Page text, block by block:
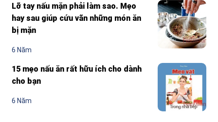
Lỡ tay nấu mặn phải làm sao. Mẹo
hay sau giúp cứu vãn những món ăn
bị mặn
6 Năm
15 mẹo nấu ăn rất hữu ích cho dành
cho bạn
6 Năm